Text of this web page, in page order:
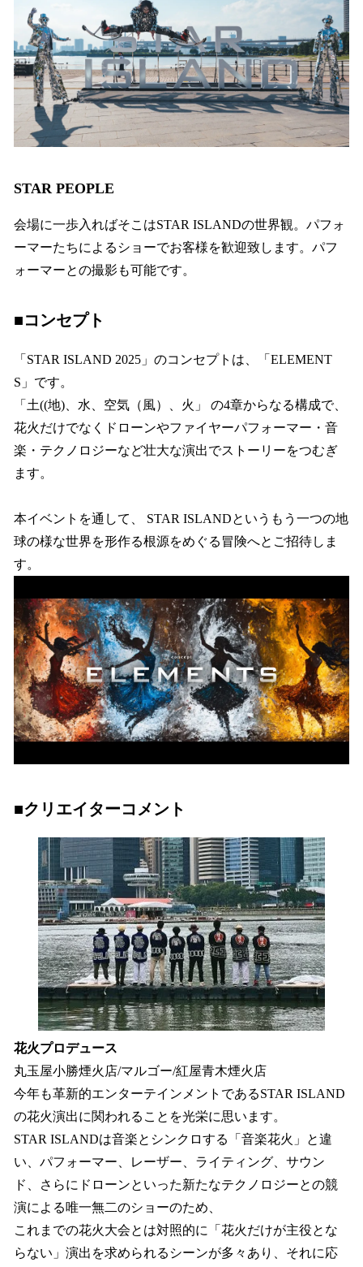
STAR PEOPLE
会場に一歩入ればそこはSTAR ISLANDの世界観。パフォ
ーマーたちによるショーでお客様を歓迎致します。パフ
ォーマーとの撮影も可能です。
■コンセプト
「STAR ISLAND 2025」のコンセプトは、「ELEMENT
S」です。
「土((地)、水、空気（風）、火」 の4章からなる構成で、
花火だけでなくドローンやファイヤーパフォーマー・音
楽・テクノロジーなど壮大な演出でストーリーをつむぎ
ます。
本イベントを通して、 STAR ISLANDというもう一つの地
球の様な世界を形作る根源をめぐる冒険へとご招待しま
す。
■クリエイターコメント
花火プロデュース
丸玉屋小勝煙火店/マルゴー/紅屋青木煙火店
今年も革新的エンターテインメントであるSTAR ISLAND
の花火演出に関われることを光栄に思います。
STAR ISLANDは音楽とシンクロする「音楽花火」と違
い、パフォーマー、レーザー、ライティング、サウン
ド、さらにドローンといった新たなテクノロジーとの競
演による唯一無二のショーのため、
これまでの花火大会とは対照的に「花火だけが主役とな
らない」演出を求められるシーンが多々あり、それに応